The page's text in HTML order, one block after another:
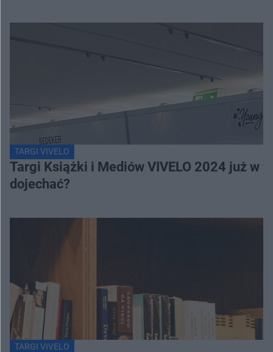
TARGI VIVELO
Targi Książki i Mediów VIVELO 2024 już w
dojechać?
TARGI VIVELO